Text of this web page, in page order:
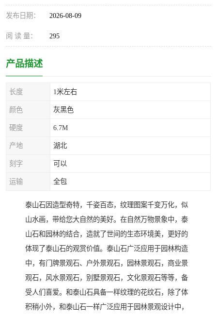
发布日期： 2026-08-09
阅 读 量： 295
产品描述
长度 1米左右
颜色 灰黑色
硬度 6.7M
产地 湖北
刻字 可以
运输 全包
泰山石因造型奇特，千姿百态，纹理图案千变万化，似
山水画，带给您大自然的美好。在自然万物景象中，泰
山石和园林的结合，造就了世间的生态环境美，更好的
体现了泰山石的观赏价值。泰山石广泛应用于园林构造
中，有门牌景观石、户外景观石，园林景观石，商业景
观石，风水景观石，别墅景观石，文化景观石等等，备
受人们喜爱。和泰山石具备一样纹理的花纹石，除了体
积稍小外，和泰山石一样广泛应用于园林景观设计中，